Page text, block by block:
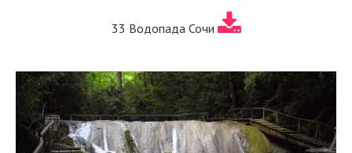
33 Водопада Сочи